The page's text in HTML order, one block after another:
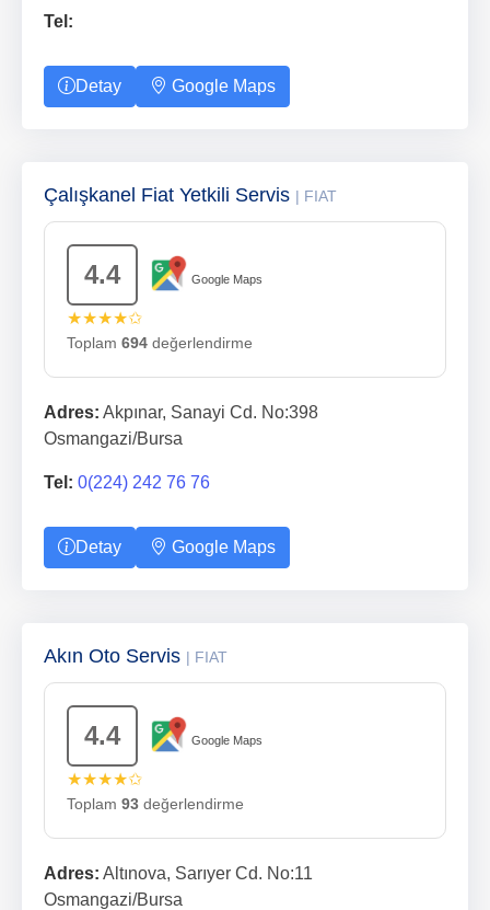
Tel:
Detay Google Maps
Çalışkanel Fiat Yetkili Servis | FIAT
4.4 Google Maps
★★★★✩
Toplam 694 değerlendirme
Adres: Akpınar, Sanayi Cd. No:398
Osmangazi/Bursa
Tel: 0(224) 242 76 76
Detay Google Maps
Akın Oto Servis | FIAT
4.4 Google Maps
★★★★✩
Toplam 93 değerlendirme
Adres: Altınova, Sarıyer Cd. No:11
Osmangazi/Bursa